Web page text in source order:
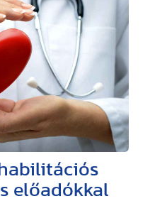
előadókkal